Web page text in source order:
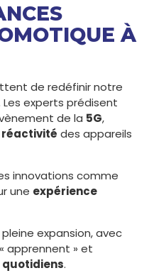
À
de redéfinir notre
Les experts prédisent
de la 5G,
réactivité des appareils
innovations comme
une expérience
expansion, avec
apprennent » et
quotidiens.